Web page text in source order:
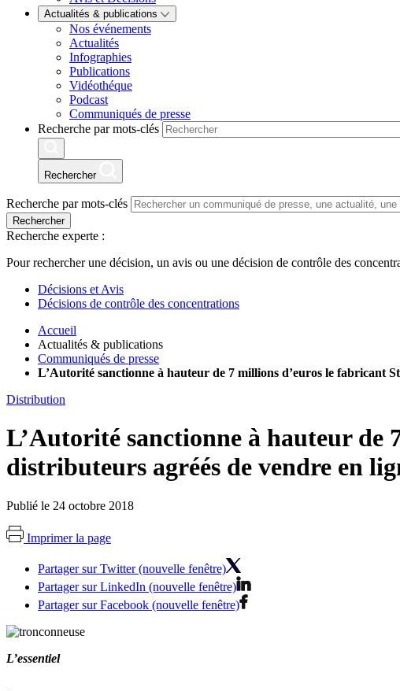
Actualités & publications
Nos événements
Actualités
Infographies
Publications
Vidéothéque
Podcast
Communiqués de presse
Recherche par mots-clés
Rechercher
Recherche par mots-clés
Rechercher
Recherche experte :
Pour rechercher une décision, un avis ou une décision de contrôle des
Décisions et Avis
Décisions de contrôle des concentrations
Accueil
Actualités & publications
Communiqués de presse
L’Autorité sanctionne à hauteur de 7 millions d’euros le fabricant
Distribution
L’Autorité sanctionne à hauteur de
distributeurs agréés de vendre en
Publié le 24 octobre 2018
Imprimer la page
Partager sur Twitter (nouvelle fenêtre)
Partager sur LinkedIn (nouvelle fenêtre)
Partager sur Facebook (nouvelle fenêtre)
L’essentiel